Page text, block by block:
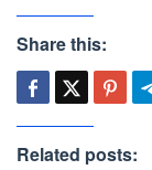
Share this:
Related posts: